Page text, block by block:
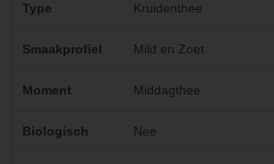
Type Kruidenthee
Smaakprofiel Mild en Zoet
Moment Middagthee
Biologisch Nee